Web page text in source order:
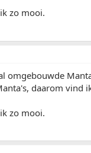
zo mooi.
omgebouwde
daarom vind
zo mooi.